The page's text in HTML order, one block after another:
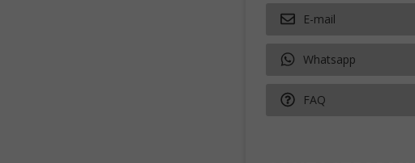
E-mail
Whatsapp
FAQ